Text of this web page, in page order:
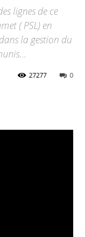
lignes de ce
( PSL) en
la gestion du
0
27277